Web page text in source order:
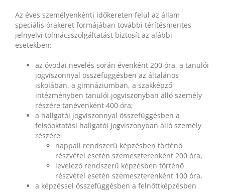
Az éves személyenkénti időkereten felül az állam
speciális órakeret formájában további térítésmentes
jelnyelvi tolmácsszolgáltatást biztosít az alábbi
esetekben:
az óvodai nevelés során évenként 200 óra, a tanulói
jogviszonnyal összefüggésben az általános
iskolában, a gimnáziumban, a szakképző
intézményben tanulói jogviszonyban álló személy
részére tanévenként 400 óra;
a hallgatói jogviszonnyal összefüggésben a
felsőoktatási hallgatói jogviszonyban álló személy
részére
nappali rendszerű képzésben történő
részvétel esetén szemeszterenként 200 óra,
levelező rendszerű képzésben történő
részvétel esetén szemeszterenként 100 óra,
a képzéssel összefüggésben a felnőttképzésben